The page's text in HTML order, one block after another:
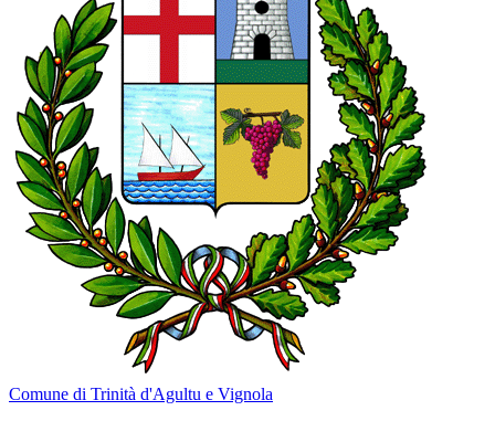
Comune di Trinità d'Agultu e Vignola